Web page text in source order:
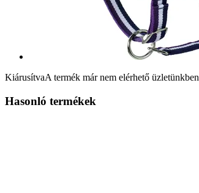
KiárusítvaA termék már nem elérhető üzletünkben
Hasonló termékek